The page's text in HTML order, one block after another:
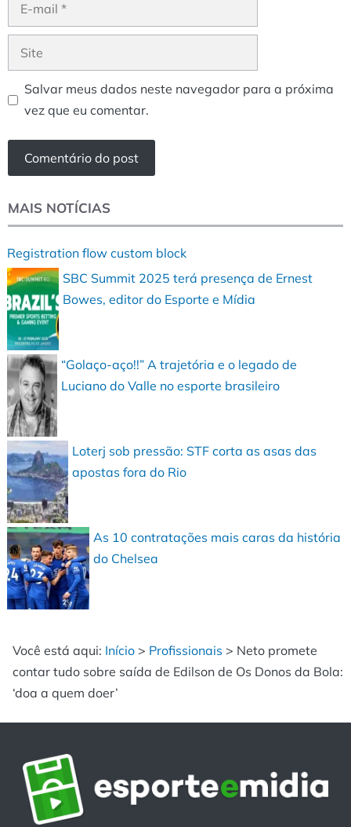
Site
Salvar meus dados neste navegador para a próxima
vez que eu comentar.
MAIS NOTÍCIAS
Registration flow custom block
SBC Summit 2025 terá presença de Ernest
Bowes, editor do Esporte e Mídia
“Golaço-aço!!” A trajetória e o legado de
Luciano do Valle no esporte brasileiro
Loterj sob pressão: STF corta as asas das
apostas fora do Rio
As 10 contratações mais caras da história
do Chelsea
Você está aqui: Início > Profissionais > Neto promete
contar tudo sobre saída de Edilson de Os Donos da Bola:
‘doa a quem doer’